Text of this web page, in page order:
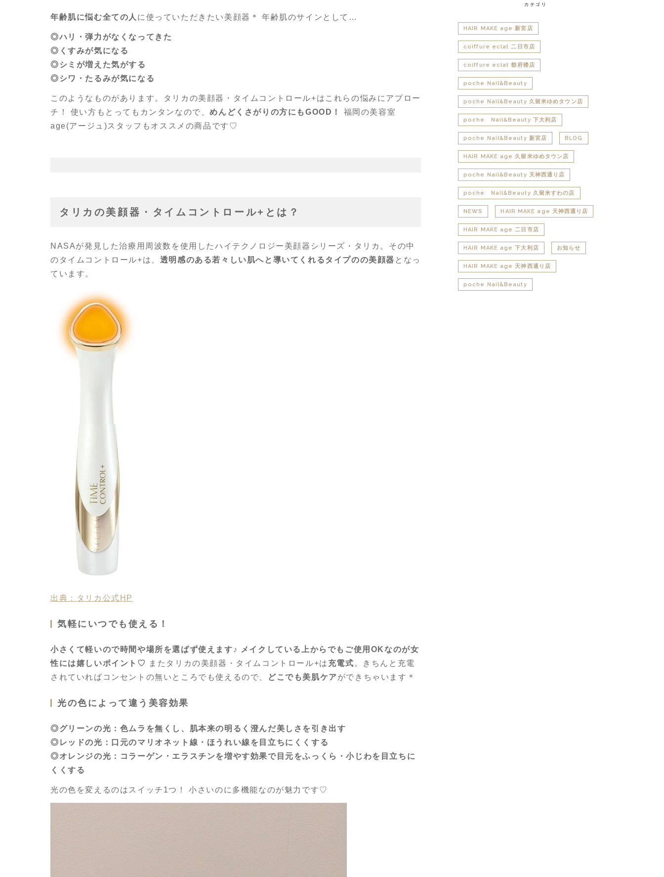
年齢肌に悩む全ての人 に使っていただきたい美顔器＊ 年齢肌のサインとして…
◎ハリ・弾力がなくなってきた
◎くすみが気になる
◎シミが増えた気がする
◎シワ・たるみが気になる
このようなものがあります。タリカの美顔器・タイムコントロール+はこれらの悩みにアプロー
チ！ 使い方もとってもカンタンなので、めんどくさがりの方にもGOOD！
福岡の美容室
age(アージュ)スタッフもオススメの商品です♡
タリカの美顔器・タイムコントロール+とは？
NASAが発見した治療用周波数を使用したハイテクノロジー美顔器シリーズ・タリカ。その中
のタイムコントロール+は、 透明感のある若々しい肌へと導いてくれるタイプのの美顔器 となっ
ています。
出典：タリカ公式HP
気軽にいつでも使える！
小さくて軽いので時間や場所を選ばず使えます♪ メイクしている上からでもご使用OKなのが女
性には嬉しいポイント♡
またタリカの美顔器・タイムコントロール+は 充電式 。きちんと充電
されていればコンセントの無いところでも使えるので、
どこでも美肌ケアができちゃいます＊
光の色によって違う美容効果
◎グリーンの光：色ムラを無くし、肌本来の明るく澄んだ美しさを引き出す
◎レッドの光：口元のマリオネット線・ほうれい線を目立ちにくくする
◎オレンジの光：コラーゲン・エラスチンを増やす効果で目元をふっくら・小じわを目立ちに
くくする
光の色を変えるのはスイッチ1つ！ 小さいのに多機能なのが魅力です♡
カテゴリ
HAIR MAKE age 新宮店
coiffure eclat 二日市店
coiffure eclat 都府楼店
poche Nail&Beauty
poche Nail&Beauty 久留米ゆめタウン店
poche Nail&Beauty 下大利店
poche Nail&Beauty 新宮店 BLOG
HAIR MAKE age 久留米ゆめタウン店
poche Nail&Beauty 天神西通り店
poche Nail&Beauty 久留米すわの店
NEWS HAIR MAKE age 天神西通り店
HAIR MAKE age 二日市店
HAIR MAKE age 下大利店 お知らせ
HAIR MAKE age 天神西通り店
poche Nail&Beauty